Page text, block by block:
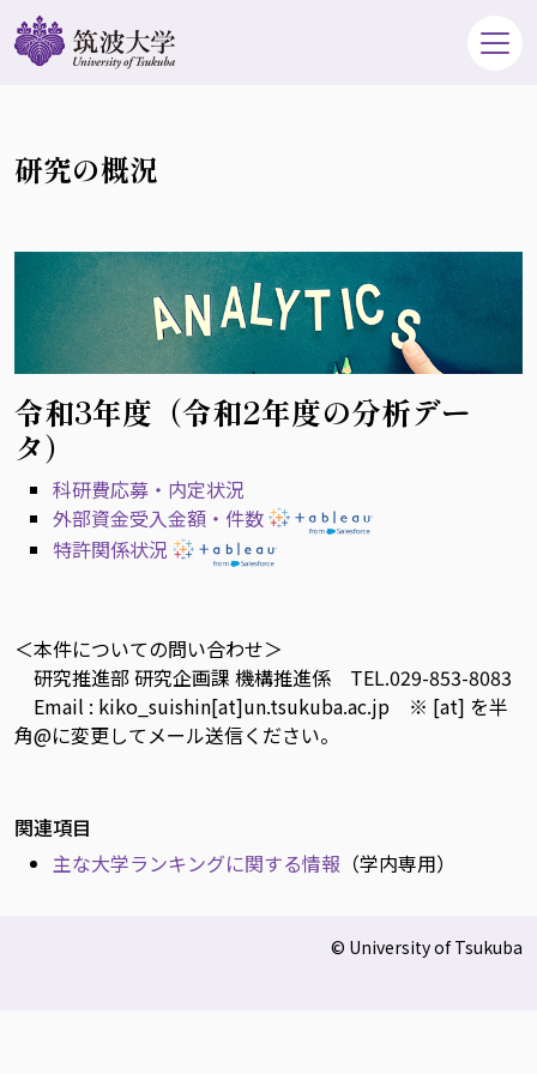
研究の概況
令和3年度（令和2年度の分析デー
タ）
科研費応募・内定状況
外部資金受入金額・件数
特許関係状況
＜本件についての問い合わせ＞
研究推進部 研究企画課 機構推進係 TEL.029-853-8083
Email : kiko_suishin[at]un.tsukuba.ac.jp ※ [at] を半
角@に変更してメール送信ください。
関連項目
主な大学ランキングに関する情報 （学内専用）
© University of Tsukuba